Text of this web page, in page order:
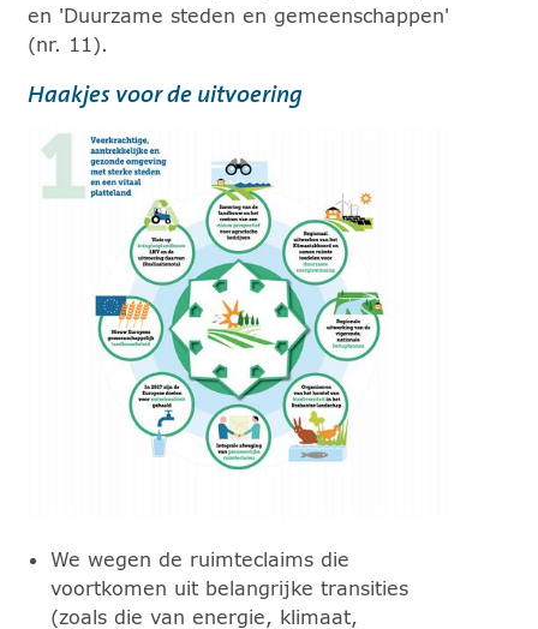
en 'Duurzame steden en gemeenschappen'
(nr. 11).
Haakjes voor de uitvoering
We wegen de ruimteclaims die
voortkomen uit belangrijke transities
(zoals die van energie, klimaat,